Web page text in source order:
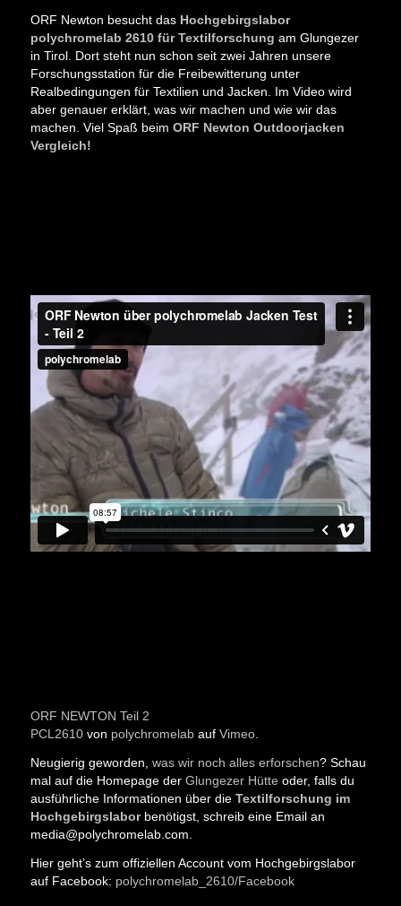
ORF Newton besucht das Hochgebirgslabor
polychromelab 2610 für Textilforschung am Glungezer
in Tirol. Dort steht nun schon seit zwei Jahren unsere
Forschungsstation für die Freibewitterung unter
Realbedingungen für Textilien und Jacken. Im Video wird
aber genauer erklärt, was wir machen und wie wir das
machen. Viel Spaß beim ORF Newton Outdoorjacken
Vergleich!
ORF NEWTON Teil 2
PCL2610von polychromelabauf Vimeo.
Neugierig geworden, was wir noch alles erforschen? Schau
mal auf die Homepage der Glungezer Hütteoder, falls du
ausführliche Informationen über die Textilforschung im
Hochgebirgslaborbenötigst, schreib eine Email an
media@polychromelab.com.
Hier geht’s zum offiziellen Account vom Hochgebirgslabor
auf Facebook: polychromelab_2610/Facebook